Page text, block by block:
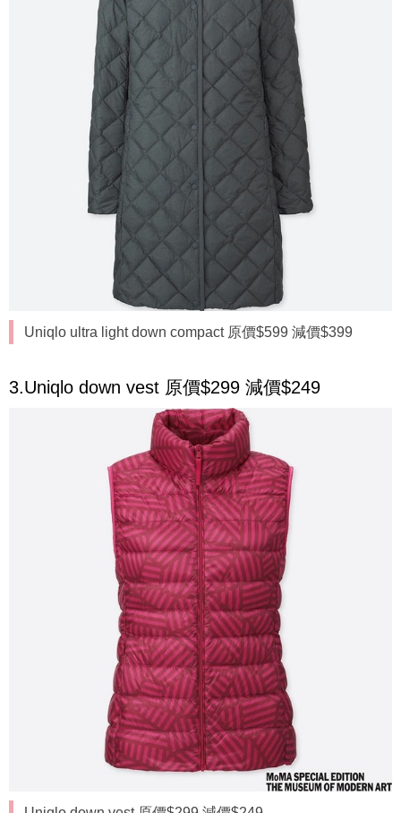
Uniqlo ultra light down compact 原價$599 減價$399
3.Uniqlo down vest 原價$299 減價$249